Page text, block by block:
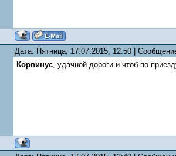
Дата: Пятница, 17.07.2015, 12:50 |
Корвинус, удачной дороги и чтоб по